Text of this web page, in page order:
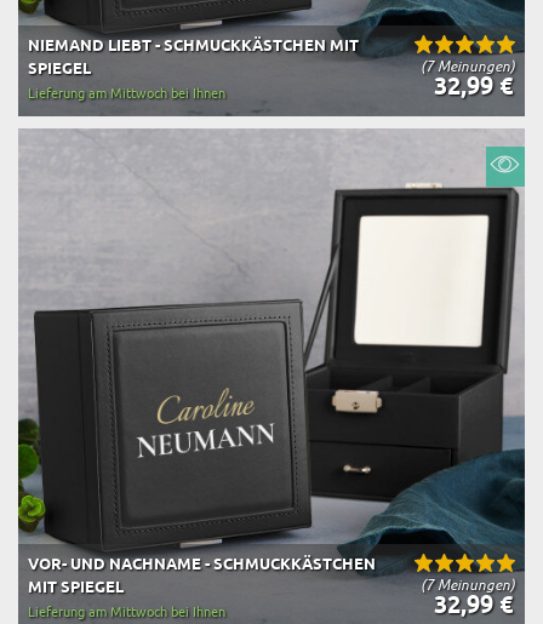
(7 Meinungen)
NIEMAND LIEBT - SCHMUCKKÄSTCHEN MIT
SPIEGEL
32,99 €
Lieferung am Mittwoch bei Ihnen
(7 Meinungen)
VOR- UND NACHNAME - SCHMUCKKÄSTCHEN
MIT SPIEGEL
32,99 €
Lieferung am Mittwoch bei Ihnen